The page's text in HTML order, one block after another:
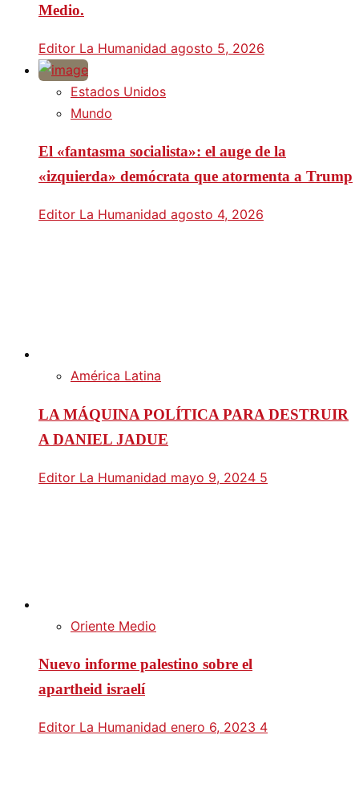
Medio.
Editor La Humanidad agosto 5, 2026
Estados Unidos
Mundo
El «fantasma socialista»: el auge de la
«izquierda» demócrata que atormenta a Trump
Editor La Humanidad agosto 4, 2026
América Latina
LA MÁQUINA POLÍTICA PARA DESTRUIR
A DANIEL JADUE
Editor La Humanidad mayo 9, 2024 5
Oriente Medio
Nuevo informe palestino sobre el
apartheid israelí
Editor La Humanidad enero 6, 2023 4